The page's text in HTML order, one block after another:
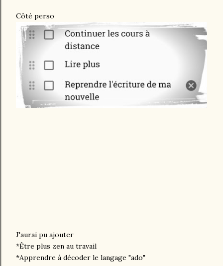
Côté perso
J'aurai pu ajouter
*Être plus zen au travail
*Apprendre à décoder le langage "ado"